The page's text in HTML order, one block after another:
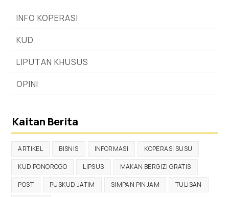
INFO KOPERASI
KUD
LIPUTAN KHUSUS
OPINI
Kaitan Berita
ARTIKEL BISNIS INFORMASI KOPERASI SUSU
KUD PONOROGO LIPSUS MAKAN BERGIZI GRATIS
POST PUSKUD JATIM SIMPAN PINJAM TULISAN